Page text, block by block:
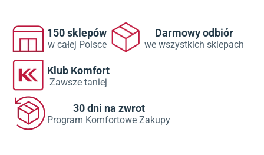
150 sklepów
w całej Polsce
Darmowy odbiór
we wszystkich sklepach
Klub Komfort
Zawsze taniej
30 dni na zwrot
Program Komfortowe Zakupy